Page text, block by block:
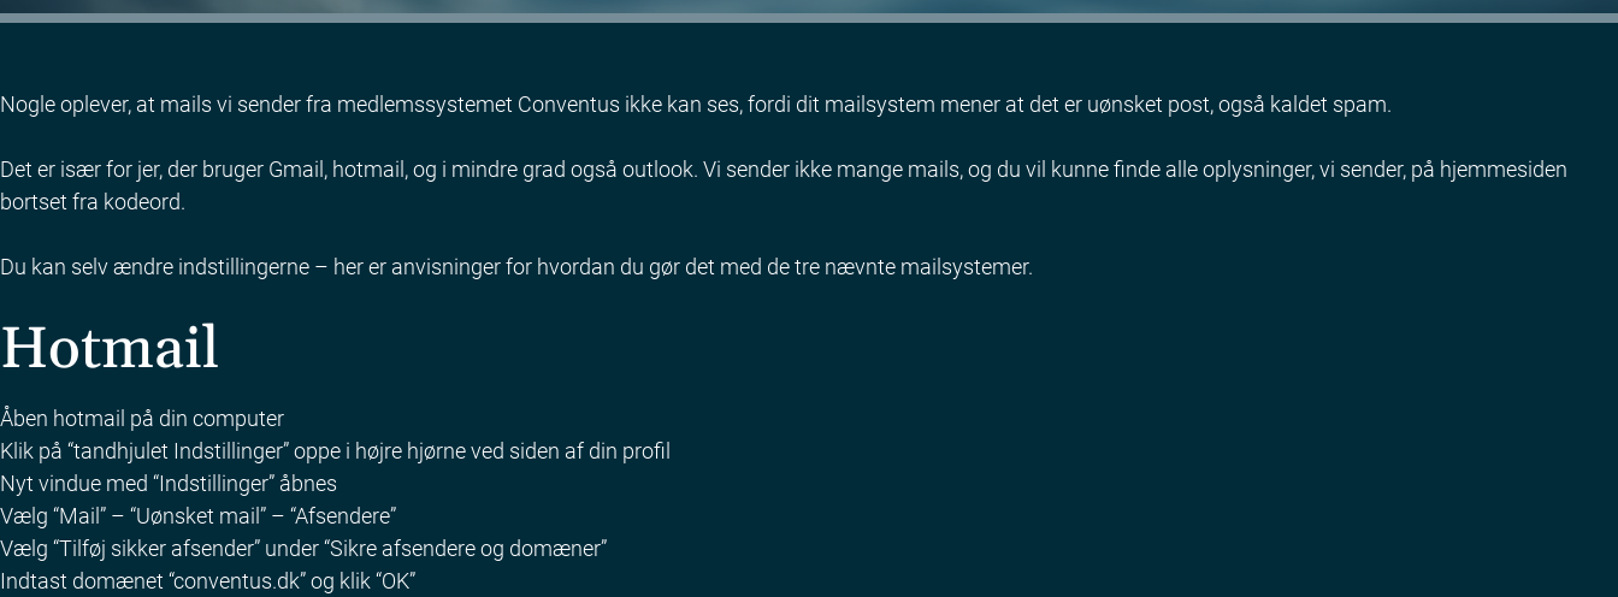
Nogle oplever, at mails vi sender fra medlemssystemet Conventus ikke kan ses, fordi dit mailsystem mener at det er uønsket post, også kaldet spam.
Det er især for jer, der bruger Gmail, hotmail, og i mindre grad også outlook. Vi sender ikke mange mails, og du vil kunne finde alle oplysninger, vi sender, på hjemmesiden
bortset fra kodeord.
Du kan selv ændre indstillingerne – her er anvisninger for hvordan du gør det med de tre nævnte mailsystemer.
Hotmail
Åben hotmail på din computer
Klik på “tandhjulet Indstillinger” oppe i højre hjørne ved siden af din profil
Nyt vindue med “Indstillinger” åbnes
Vælg “Mail” – “Uønsket mail” – “Afsendere”
Vælg “Tilføj sikker afsender” under “Sikre afsendere og domæner”
Indtast domænet “conventus.dk” og klik “OK”